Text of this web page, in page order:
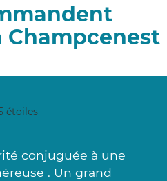
Champcenest
conjuguée à une
. Un grand